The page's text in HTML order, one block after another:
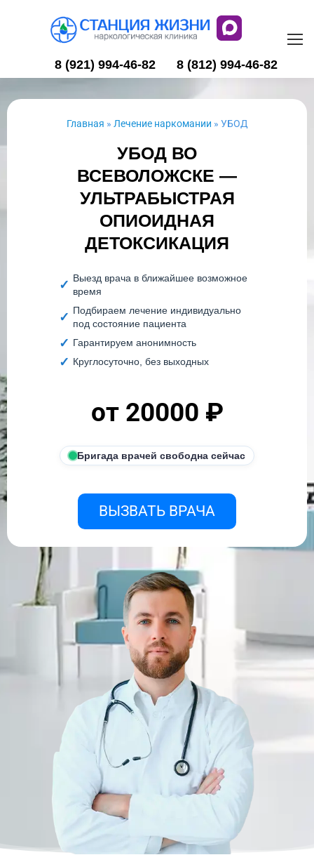
8 (921) 994-46-82 8 (812) 994-46-82
Главная » Лечение наркомании » УБОД
УБОД ВО
ВСЕВОЛОЖСКЕ —
УЛЬТРАБЫСТРАЯ
ОПИОИДНАЯ
ДЕТОКСИКАЦИЯ
Выезд врача в ближайшее возможное
время
Подбираем лечение индивидуально
под состояние пациента
Гарантируем анонимность
Круглосуточно, без выходных
от 20000 ₽
Бригада врачей свободна сейчас
ВЫЗВАТЬ ВРАЧА